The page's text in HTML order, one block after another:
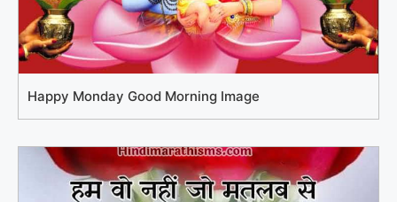
Happy Monday Good Morning Image